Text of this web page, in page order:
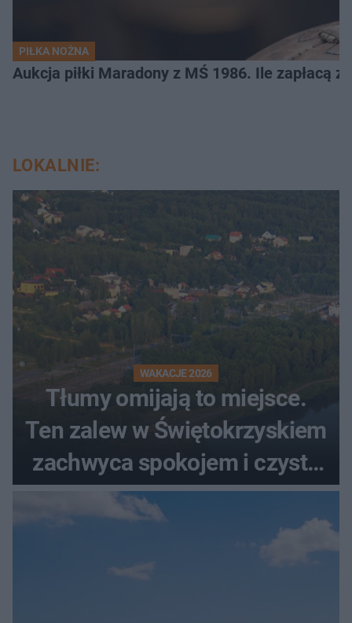
PIŁKA NOŻNA
Aukcja piłki Maradony z MŚ 1986. Ile zapłacą
LOKALNIE:
WAKACJE 2026
Tłumy omijają to miejsce.
Ten zalew w Świętokrzyskiem
zachwyca spokojem i czystą
wodą